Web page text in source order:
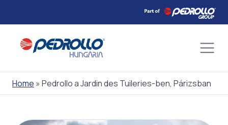
to
content
Home » Pedrollo a Jardin des Tuileries-ben, Párizsban